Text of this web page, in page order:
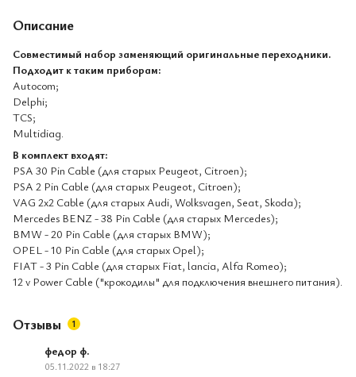
Описание
Совместимый набор заменяющий оригинальные переходники.
Подходит к таким приборам:
Autocom;
Delphi;
TCS;
Multidiag.
В комплект входят:
PSA 30 Pin Cable (для старых Peugeot, Citroen);
PSA 2 Pin Cable (для старых Peugeot, Citroen);
VAG 2x2 Cable (для старых Audi, Wolksvagen, Seat, Skoda);
Mercedes BENZ - 38 Pin Cable (для старых Mercedes);
BMW - 20 Pin Cable (для старых BMW);
OPEL - 10 Pin Cable (для старых Opel);
FIAT - 3 Pin Cable (для старых Fiat, lancia, Alfa Romeo);
12 v Power Cable ("крокодилы" для подключения внешнего питания).
Отзывы 1
федор ф.
05.11.2022 в 18:27